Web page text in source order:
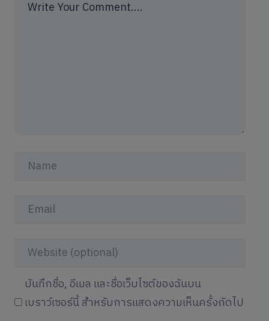
บันทึกชื่อ, อีเมล และชื่อเว็บไซต์ของฉันบน
เบราว์เซอร์นี้ สำหรับการแสดงความเห็นครั้งถัดไป